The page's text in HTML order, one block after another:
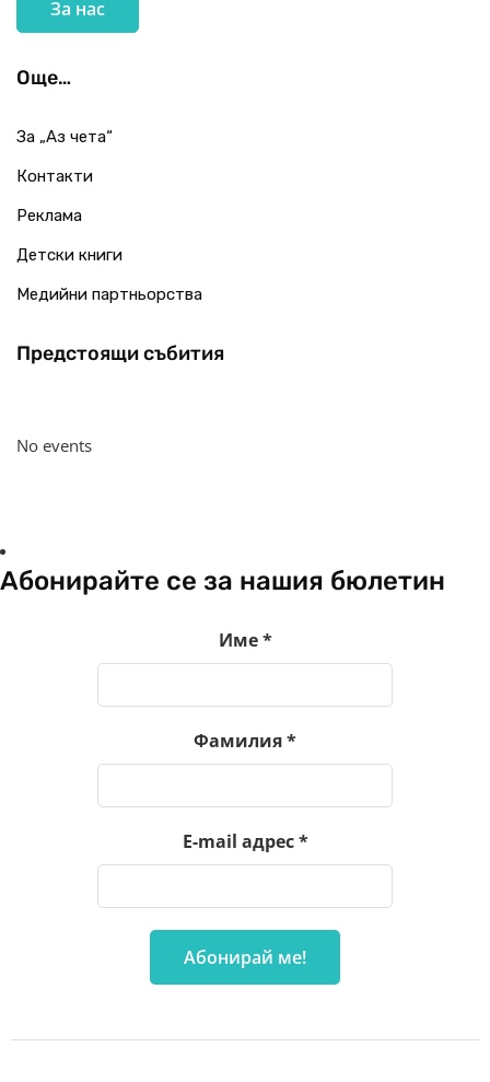
За нас
Още…
За „Аз чета“
Контакти
Реклама
Детски книги
Медийни партньорства
Предстоящи събития
No events
Абонирайте се за нашия бюлетин
Име*
Фамилия*
E-mail адрес*